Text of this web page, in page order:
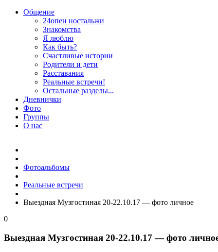
Общение
24опен ностальжи
Знакомства
Я люблю
Как быть?
Счастливые истории
Родители и дети
Расставания
Реальные встречи!
Остальные разделы...
Дневнички
Фото
Группы
О нас
Фотоальбомы
Реальные встречи
Выездная Музгостиная 20-22.10.17 — фото личное
0
Выездная Музгостиная 20-22.10.17 — фото